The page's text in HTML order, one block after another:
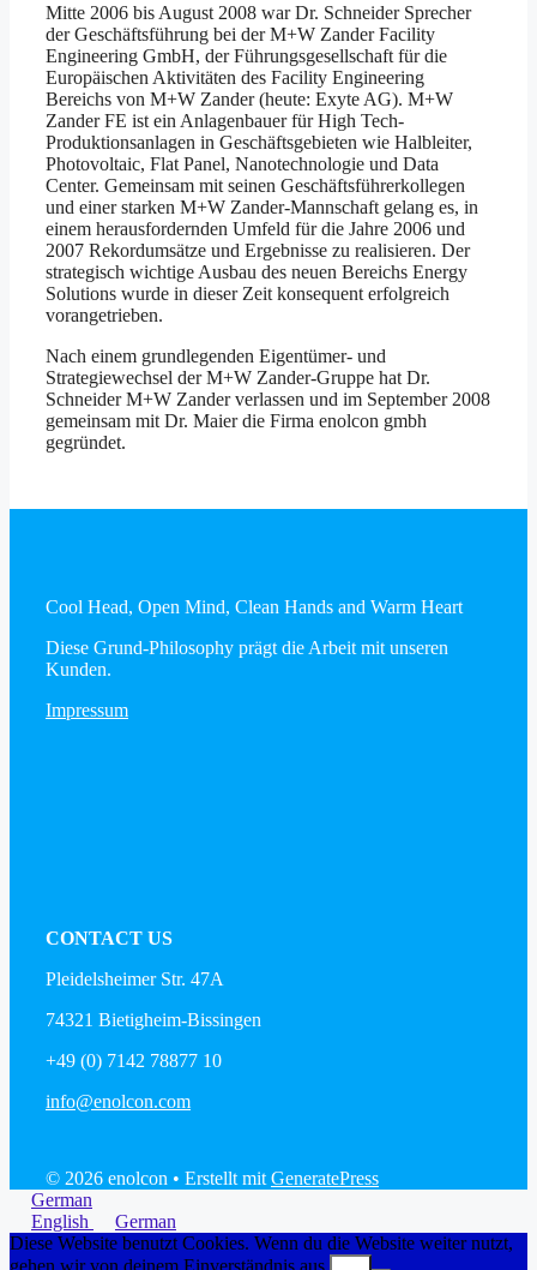
Mitte 2006 bis August 2008 war Dr. Schneider Sprecher
der Geschäftsführung bei der M+W Zander Facility
Engineering GmbH, der Führungsgesellschaft für die
Europäischen Aktivitäten des Facility Engineering
Bereichs von M+W Zander (heute: Exyte AG). M+W
Zander FE ist ein Anlagenbauer für High Tech-
Produktionsanlagen in Geschäftsgebieten wie Halbleiter,
Photovoltaic, Flat Panel, Nanotechnologie und Data
Center. Gemeinsam mit seinen Geschäftsführerkollegen
und einer starken M+W Zander-Mannschaft gelang es, in
einem herausfordernden Umfeld für die Jahre 2006 und
2007 Rekordumsätze und Ergebnisse zu realisieren. Der
strategisch wichtige Ausbau des neuen Bereichs Energy
Solutions wurde in dieser Zeit konsequent erfolgreich
vorangetrieben.
Nach einem grundlegenden Eigentümer- und
Strategiewechsel der M+W Zander-Gruppe hat Dr.
Schneider M+W Zander verlassen und im September 2008
gemeinsam mit Dr. Maier die Firma enolcon gmbh
gegründet.
Cool Head, Open Mind, Clean Hands and Warm Heart
Diese Grund-Philosophy prägt die Arbeit mit unseren
Kunden.
Impressum
CONTACT US
Pleidelsheimer Str. 47A
74321 Bietigheim-Bissingen
+49 (0) 7142 78877 10
info@enolcon.com
© 2026 enolcon • Erstellt mit GeneratePress
German
English
German
Diese Website benutzt Cookies. Wenn du die Website weiter nutzt,
gehen wir von deinem Einverständnis aus.